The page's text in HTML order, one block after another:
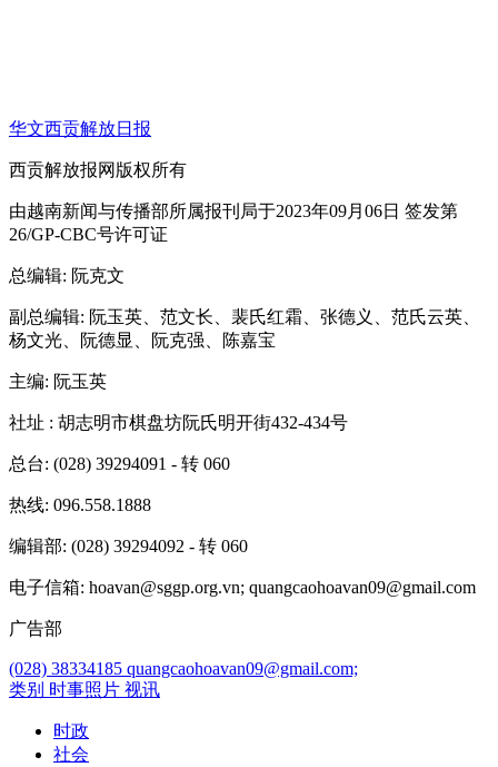
华文西贡解放日报
西贡解放报网版权所有
由越南新闻与传播部所属报刊局于2023年09月06日 签发第
26/GP-CBC号许可证
总编辑: 阮克文
副总编辑: 阮玉英、范文长、裴氏红霜、张德义、范氏云英、
杨文光、阮德显、阮克强、陈嘉宝
主编: 阮玉英
社址 : 胡志明市棋盘坊阮氏明开街432-434号
总台: (028) 39294091 - 转 060
热线: 096.558.1888
编辑部: (028) 39294092 - 转 060
电子信箱: hoavan@sggp.org.vn; quangcaohoavan09@gmail.com
广告部
(028) 38334185 quangcaohoavan09@gmail.com;
类别 时事照片 视讯
时政
社会